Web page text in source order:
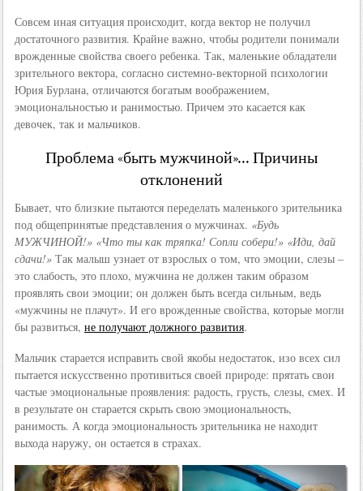
Совсем иная ситуация происходит, когда вектор не получил
достаточного развития. Крайне важно, чтобы родители понимали
врожденные свойства своего ребенка. Так, маленькие обладатели
зрительного вектора, согласно системно-векторной психологии
Юрия Бурлана, отличаются богатым воображением,
эмоциональностью и ранимостью. Причем это касается как
девочек, так и мальчиков.
Проблема «быть мужчиной»… Причины
отклонений
Бывает, что близкие пытаются переделать маленького зрительника
под общепринятые представления о мужчинах. «Будь
МУЖЧИНОЙ!» «Что ты как тряпка! Сопли собери!» «Иди, дай
сдачи!»Так малыш узнает от взрослых о том, что эмоции, слезы –
это слабость, это плохо, мужчина не должен таким образом
проявлять свои эмоции; он должен быть всегда сильным, ведь
«мужчины не плачут». И его врожденные свойства, которые могли
бы развиться, не получают должного развития.
Мальчик старается исправить свой якобы недостаток, изо всех сил
пытается искусственно противиться своей природе: прятать свои
частые эмоциональные проявления: радость, грусть, слезы, смех. И
в результате он старается скрыть свою эмоциональность,
ранимость. А когда эмоциональность зрительника не находит
выхода наружу, он остается в страхах.